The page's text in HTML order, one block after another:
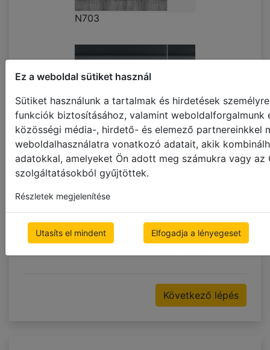
Ez a weboldal sütiket használ
Sütiket használunk a tartalmak és hirdetések
funkciók biztosításához, valamint weboldalforgalmunk
közösségi média-, hirdető- és elemező partnereinkkel
weboldalhasználatra vonatkozó adatait, akik
adatokkal, amelyeket Ön adott meg számukra vagy az
szolgáltatásokból gyűjtöttek.
Részletek megjelenítése
Utasíts el mindent Elfogadja a lényegeset
N703
N713
Mintarendelési oldal
Teljes méretű képek
Következő lépés